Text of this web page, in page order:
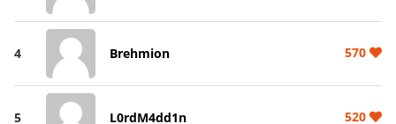
4 Brehmion 570
5 L0rdM4dd1n 520